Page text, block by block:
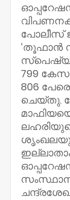
പോലീസ്
‘തൂഫാന്‍
799
806
ചെയ്തു.